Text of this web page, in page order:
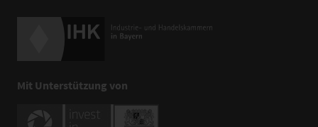
Mit Unterstützung von